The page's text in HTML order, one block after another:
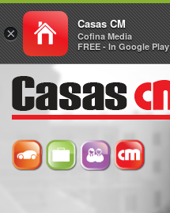
×
Casas CM
Cofina Media
FREE - In Google Play